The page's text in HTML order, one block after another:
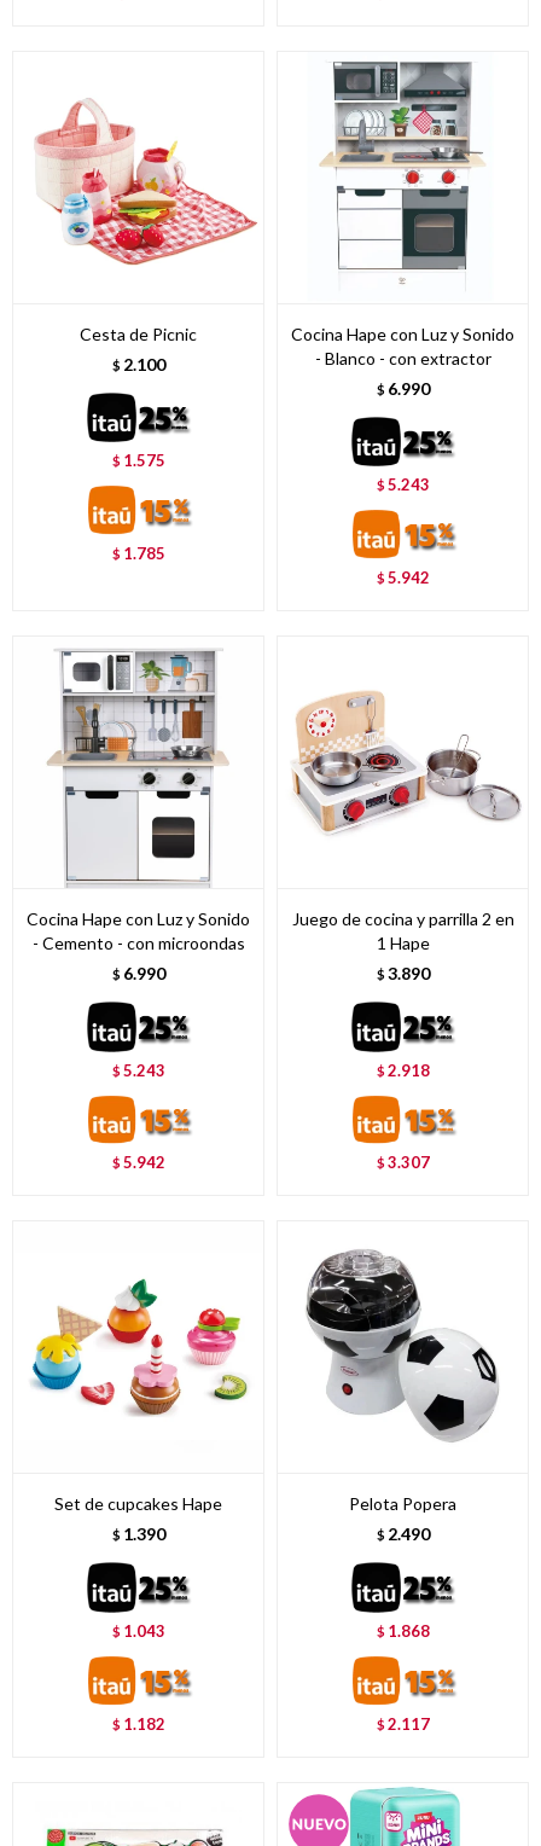
Cesta de Picnic
$ 2.100
$ 1.575
$ 1.785
Cocina Hape con Luz y Sonido
- Blanco - con extractor
$ 6.990
$5.243
$5.942
Cocina Hape con Luz y Sonido
- Cemento - con microondas
$ 6.990
$5.243
$5.942
Juego de cocina y parrilla 2 en
1 Hape
$ 3.890
$2.918
$3.307
Set de cupcakes Hape
$ 1.390
$ 1.043
$ 1.182
Pelota Popera
$ 2.490
$ 1.868
$2.117